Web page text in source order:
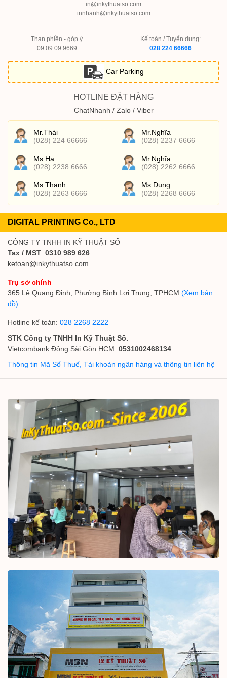
in@inkythuatso.com
innhanh@inkythuatso.com
Than phiền - góp ý
09 09 09 9669
Kế toán / Tuyển dụng:
028 224 66666
Car Parking
HOTLINE ĐẶT HÀNG
ChatNhanh / Zalo / Viber
Mr.Thái
(028) 224 66666
Mr.Nghĩa
(028) 2237 6666
Ms.Hạ
(028) 2238 6666
Mr.Nghĩa
(028) 2262 6666
Ms.Thanh
(028) 2263 6666
Ms.Dung
(028) 2268 6666
DIGITAL PRINTING Co., LTD
CÔNG TY TNHH IN KỸ THUẬT SỐ
Tax / MST: 0310 989 626
ketoan@inkythuatso.com
Trụ sở chính
365 Lê Quang Định, Phường Bình Lợi Trung, TPHCM (Xem bản
đồ)
Hotline kế toán: 028 2268 2222
STK Công ty TNHH In Kỹ Thuật Số.
Vietcombank Đông Sài Gòn HCM: 0531002468134
Thông tin Mã Số Thuế, Tài khoản ngân hàng và thông tin liên hệ